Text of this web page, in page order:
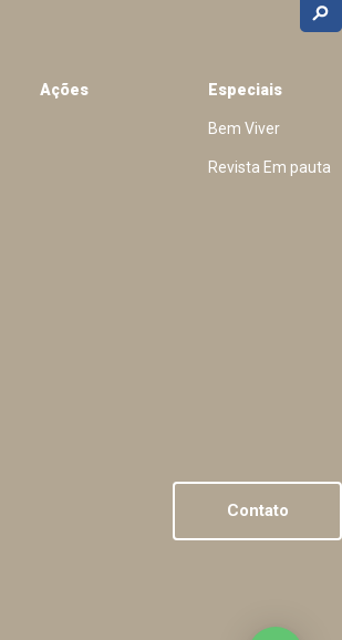
Ações Especiais
Bem Viver
Revista Em pauta
Contato